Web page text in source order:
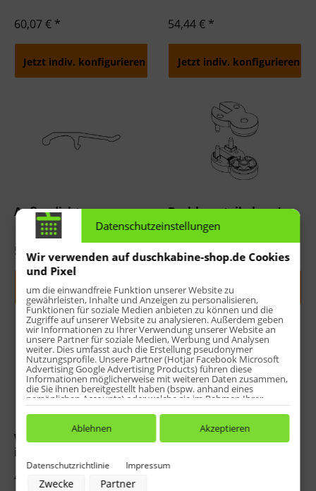
60,07 € *
Jetzt indiv. konfigurieren
54,44 € *
Jetzt indiv. konfigurieren
Außendichtung
54,44 € *
Jetzt indiv. konfigurieren
Drehlagerteil oben /
unten
34,94 € *
Jetzt indiv. konfigurieren
Wasserabweisprofil
inkl. Endkappen +
Einschubdichtung
49,12 € *
Wasserleiste inkl.
Datenschutzeinstellungen
Wir verwenden auf duschkabine-shop.de Cookies
und Pixel
um die einwandfreie Funktion unserer Website zu
gewährleisten, Inhalte und Anzeigen zu personalisieren,
Funktionen für soziale Medien anbieten zu können und die
Zugriffe auf unserer Website zu analysieren. Außerdem geben
wir Informationen zu Ihrer Verwendung unserer Website an
unsere Partner für soziale Medien, Werbung und Analysen
weiter. Dies umfasst auch die Erstellung pseudonymer
Nutzungsprofile. Unsere Partner (Hotjar Facebook Microsoft
Advertising Google Advertising Products) führen diese
Informationen möglicherweise mit weiteren Daten zusammen,
die Sie ihnen bereitgestellt haben (bspw. anhand eines
persönlichen Accounts) oder welche sie im Rahmen Ihrer
Nutzung der Dienste gesammelt haben (bspw. Nutzungsdaten
anderer Geräte). Ihre Einwilligung zur Nutzung von Cookies
und Pixeln können Sie jederzeit widerrufen, indem Sie auf den
Datenschutz-Button links unten klicken und dort die
Zwecke der Datenverarbeitung durch unsere Partner:
Speichern von oder Zugriff auf Informationen auf einem Endgerät
Datenschutzrichtlinie Impressum
Zwecke Partner
Ablehnen Akzeptieren